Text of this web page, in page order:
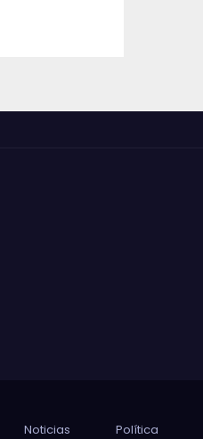
Noticias Política